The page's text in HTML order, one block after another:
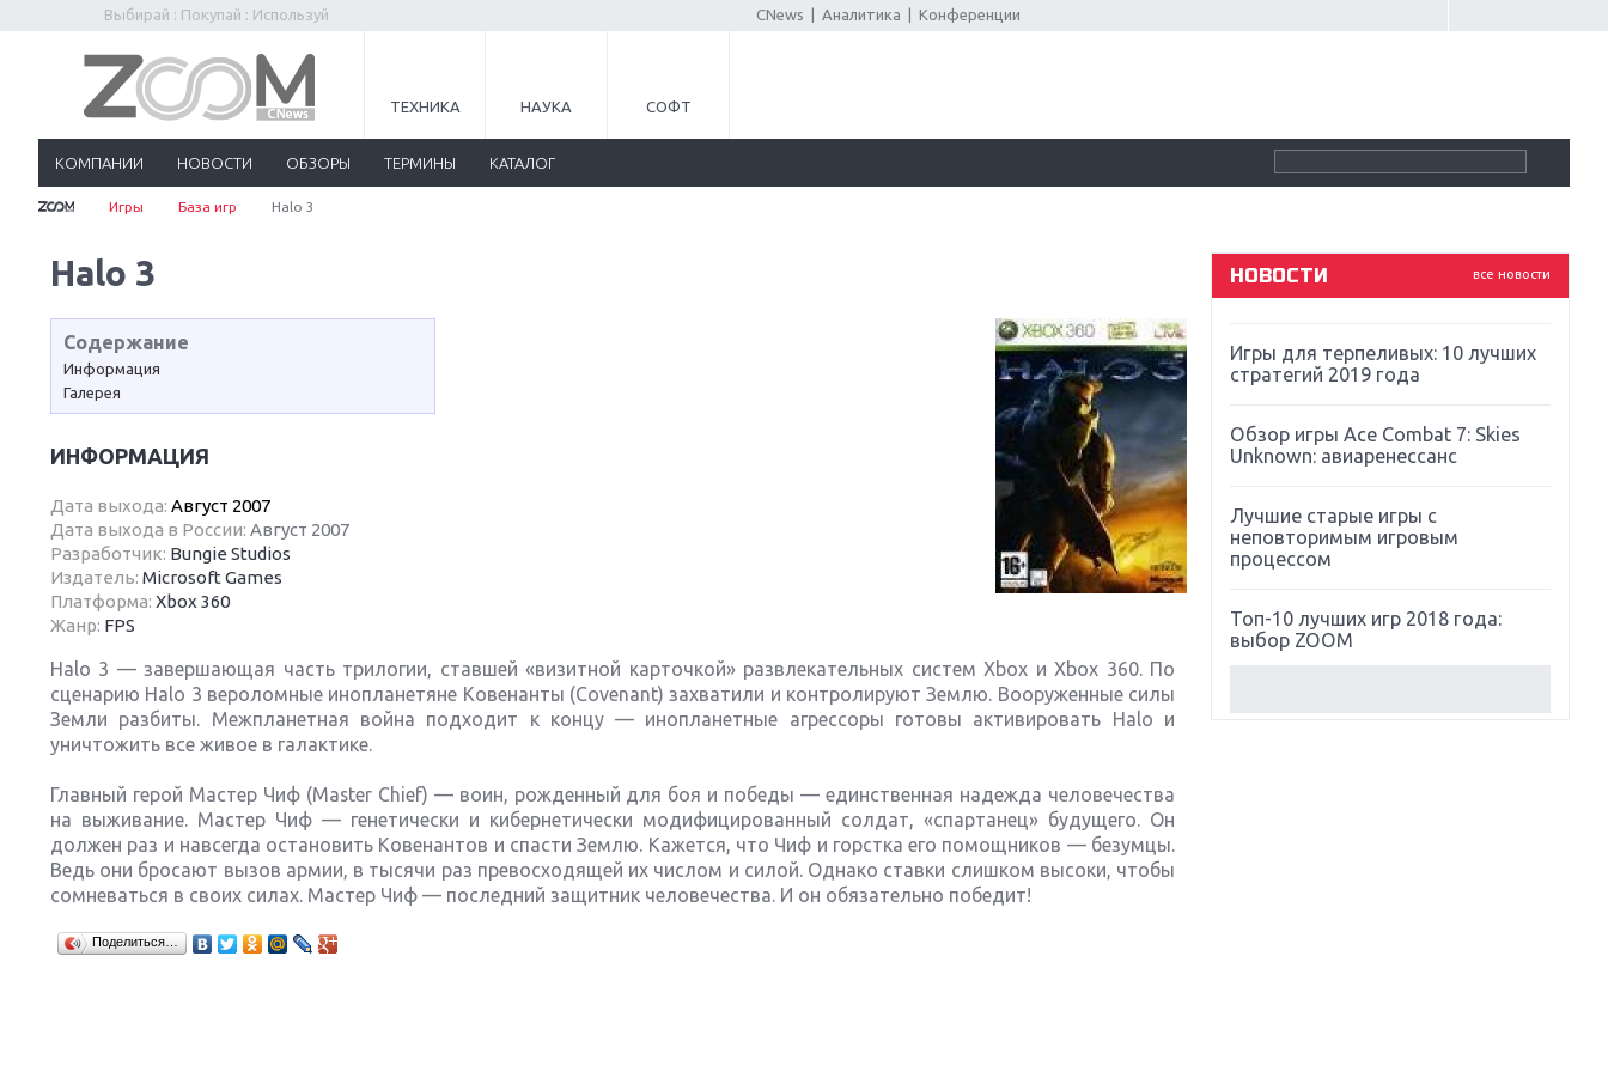
Выбирай : Покупай : Используй CNews Аналитика Конференции
ТЕХНИКА НАУКА СОФТ
КОМПАНИИ НОВОСТИ ОБЗОРЫ ТЕРМИНЫ КАТАЛОГ
Игры База игр Halo 3
Halo 3
Содержание
Информация
Галерея
ИНФОРМАЦИЯ
Дата выхода: Август 2007
Дата выхода в России: Август 2007
Разработчик: Bungie Studios
Издатель: Microsoft Games
Платформа: Xbox 360
Жанр: FPS
Halo 3 — завершающая часть трилогии, ставшей «визитной карточкой» развлекательных систем Xbox и Xbox 360. По
сценарию Halo 3 вероломные инопланетяне Ковенанты (Covenant) захватили и контролируют Землю. Вооруженные силы
Земли разбиты. Межпланетная война подходит к концу — инопланетные агрессоры готовы активировать Halo и
уничтожить все живое в галактике.
Главный герой Мастер Чиф (Master Chief) — воин, рожденный для боя и победы — единственная надежда человечества
на выживание. Мастер Чиф — генетически и кибернетически модифицированный солдат, «спартанец» будущего. Он
должен раз и навсегда остановить Ковенантов и спасти Землю. Кажется, что Чиф и горстка его помощников — безумцы.
Ведь они бросают вызов армии, в тысячи раз превосходящей их числом и силой. Однако ставки слишком высоки, чтобы
сомневаться в своих силах. Мастер Чиф — последний защитник человечества. И он обязательно победит!
Поделиться…
все новости
НОВОСТИ
Souls
Far Cry 5: хвалить нельзя ругать
Игры для терпеливых: 10 лучших
стратегий 2019 года
Обзор игры Ace Combat 7: Skies
Unknown: авиаренессанс
Лучшие старые игры с
неповторимым игровым
процессом
Топ-10 лучших игр 2018 года:
выбор ZOOM
Next